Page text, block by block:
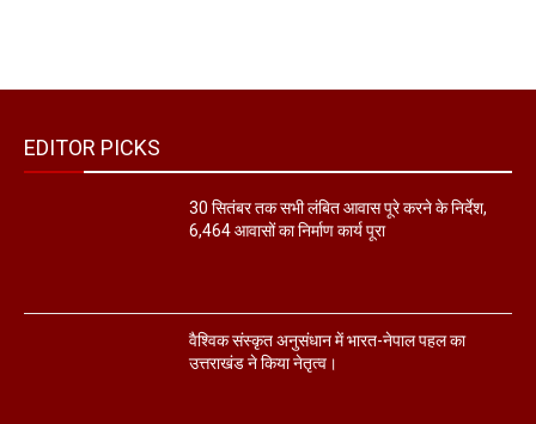
EDITOR PICKS
30 सितंबर तक सभी लंबित आवास पूरे करने के निर्देश,
6,464 आवासों का निर्माण कार्य पूरा
वैश्विक संस्कृत अनुसंधान में भारत-नेपाल पहल का
उत्तराखंड ने किया नेतृत्व।